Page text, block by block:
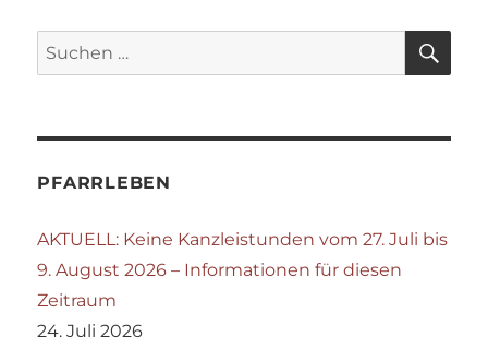
Suchen
nach:
PFARRLEBEN
AKTUELL: Keine Kanzleistunden vom 27. Juli bis
9. August 2026 – Informationen für diesen
Zeitraum
24. Juli 2026